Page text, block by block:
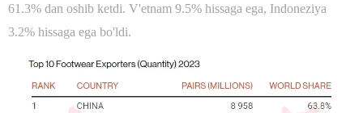
61.3% dan oshib ketdi. V'etnam 9.5% hissaga ega, Indoneziya
3.2% hissaga ega bo'ldi.